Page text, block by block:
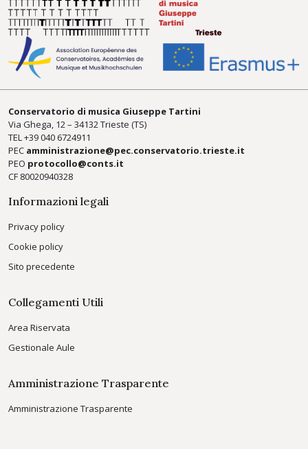
Conservatorio di musica Giuseppe Tartini
Via Ghega, 12 – 34132 Trieste (TS)
TEL +39040 6724911
PEC amministrazione@pec.conservatorio.trieste.it
PEO protocollo@conts.it
CF 80020940328
Informazioni legali
Privacy policy
Cookie policy
Sito precedente
Collegamenti Utili
Area Riservata
Gestionale Aule
Amministrazione Trasparente
Amministrazione Trasparente